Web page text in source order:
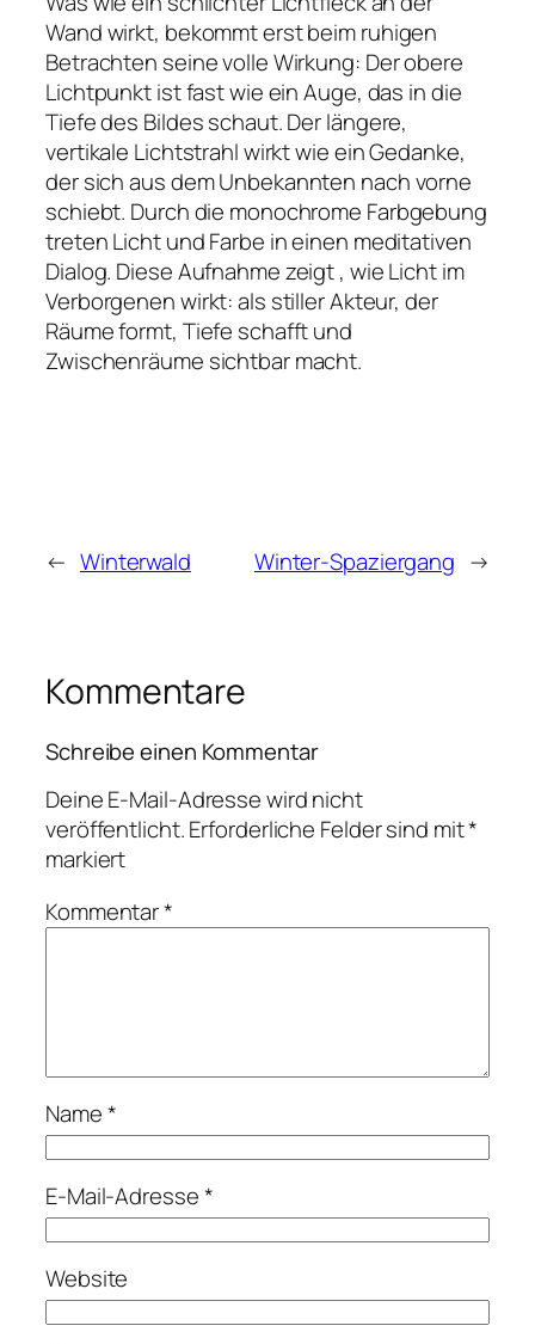
Wand wirkt, bekommt erst beim ruhigen
Betrachten seine volle Wirkung: Der obere
Lichtpunkt ist fast wie ein Auge, das in die
Tiefe des Bildes schaut. Der längere,
vertikale Lichtstrahl wirkt wie ein Gedanke,
der sich aus dem Unbekannten nach vorne
schiebt. Durch die monochrome Farbgebung
treten Licht und Farbe in einen meditativen
Dialog. Diese Aufnahme zeigt , wie Licht im
Verborgenen wirkt: als stiller Akteur, der
Räume formt, Tiefe schafft und
Zwischenräume sichtbar macht.
← Winterwald Winter-Spaziergang →
Kommentare
Schreibe einen Kommentar
Deine E-Mail-Adresse wird nicht
veröffentlicht.Erforderliche Felder sind mit*
markiert
Kommentar*
Name*
E-Mail-Adresse*
Website